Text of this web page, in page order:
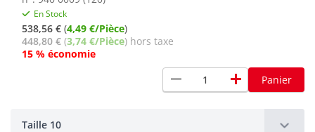
En Stock
538,56 € (4,49 €/Pièce)
448,80 € (3,74 €/Pièce) hors taxe
15 % économie
remove add Panier
Taille 10